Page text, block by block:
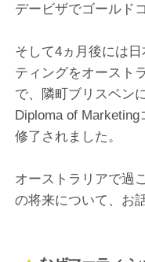
デービザでゴールド
そして4ヵ月後には
ティングをオースト
で、隣町ブリスベン
Diploma of
修了されました。
オーストラリアで過
の将来について、お